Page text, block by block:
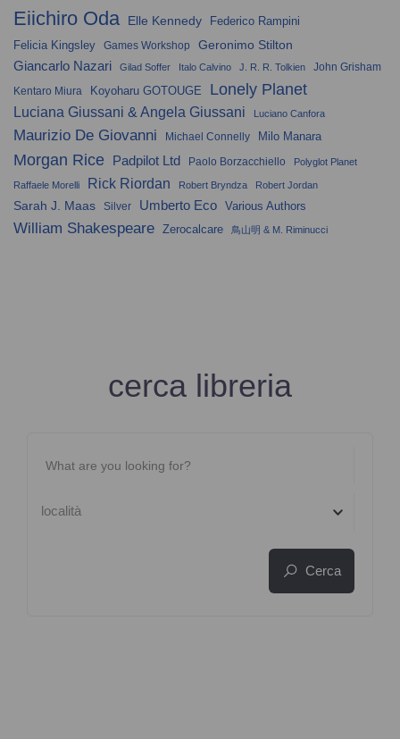
Eiichiro Oda Elle Kennedy Federico Rampini
Felicia Kingsley Games Workshop
Geronimo Stilton
Giancarlo Nazari
Gilad Soffer Italo Calvino J. R. R. Tolkien
John Grisham
Kentaro Miura
Koyoharu GOTOUGE Lonely Planet
Luciana Giussani & Angela Giussani Luciano Canfora
Maurizio De Giovanni Michael Connelly Milo Manara
Morgan Rice Padpilot Ltd Paolo Borzacchiello Polyglot Planet
Raffaele Morelli Rick Riordan Robert Bryndza Robert Jordan
Sarah J. Maas Silver Umberto Eco Various Authors
William Shakespeare Zerocalcare 鳥山明 & M. Riminucci
cerca libreria
località
Cerca